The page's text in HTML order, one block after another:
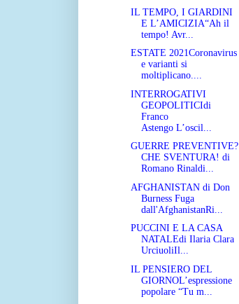
IL TEMPO, I GIARDINI
E L’AMICIZIA“Ah il
tempo! Avr...
ESTATE 2021Coronavirus
e varianti si
moltiplicano....
INTERROGATIVI
GEOPOLITICIdi
Franco
Astengo L’oscil...
GUERRE PREVENTIVE?
CHE SVENTURA! di
Romano Rinaldi...
AFGHANISTAN di Don
Burness Fuga
dall'AfghanistanRi...
PUCCINI E LA CASA
NATALEdi Ilaria Clara
UrciuoliIl...
IL PENSIERO DEL
GIORNOL’espressione
popolare “Tu m...